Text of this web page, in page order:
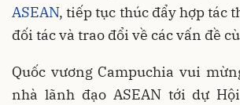
ASEAN, tiếp tục thúc đẩy hợp tác
đối tác và trao đổi về các vấn đề
Quốc vương Campuchia vui
nhà lãnh đạo ASEAN tới dự